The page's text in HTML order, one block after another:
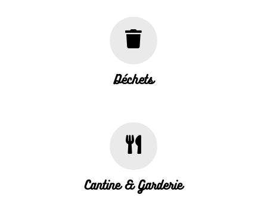
Déchets
Cantine & Garderie